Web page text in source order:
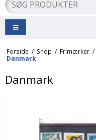
Forside / Shop / Frimærker /
Danmark
Danmark